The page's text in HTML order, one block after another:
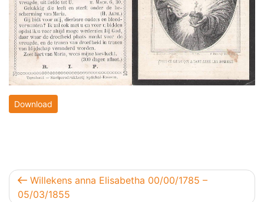
Download
Berichtnavigatie
Vorig bericht
Willekens anna Elisabetha 00/00/1785 –
05/03/1855